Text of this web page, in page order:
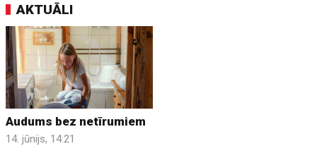
AKTUĀLI
Audums bez netīrumiem
14. jūnijs, 14:21